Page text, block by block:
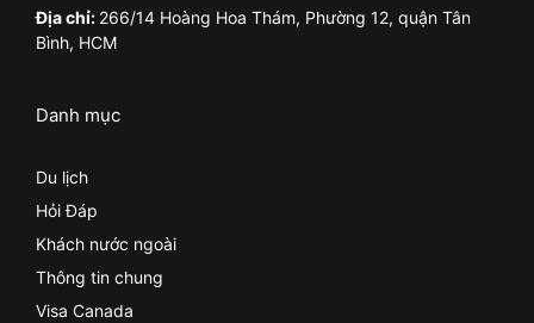
Địa chỉ: 266/14 Hoàng Hoa Thám, Phường 12, quận Tân
Bình, HCM
Danh mục
Du lịch
Hỏi Đáp
Khách nước ngoài
Thông tin chung
Visa Canada